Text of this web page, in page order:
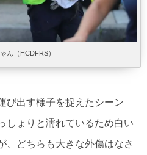
ん（HCDFRS）
び出す様子を捉えたシーン
しょりと濡れているため白い
、どちらも大きな外傷はなさ